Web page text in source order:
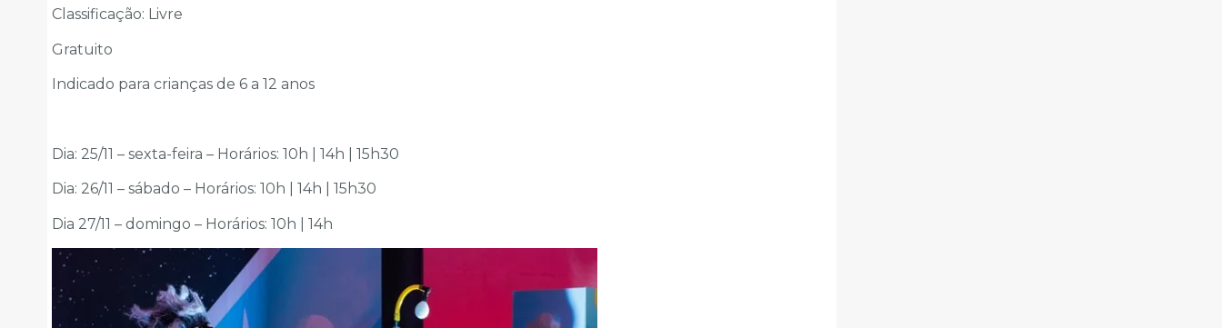
Classificação: Livre
Gratuito
Indicado para crianças de 6 a 12 anos
Dia: 25/11 – sexta-feira – Horários: 10h | 14h | 15h30
Dia: 26/11 – sábado – Horários: 10h | 14h | 15h30
Dia 27/11 – domingo – Horários: 10h | 14h